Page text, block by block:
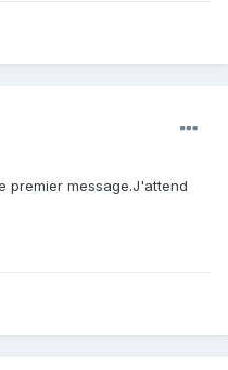
premier message.J'attend